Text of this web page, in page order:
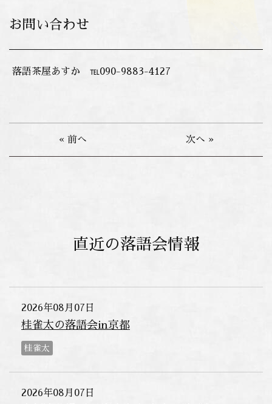
お問い合わせ
落語茶屋あすか ℡090-9883-4127
« 前へ 次へ »
直近の落語会情報
2026年08月07日
桂雀太の落語会in京都
桂雀太
2026年08月07日